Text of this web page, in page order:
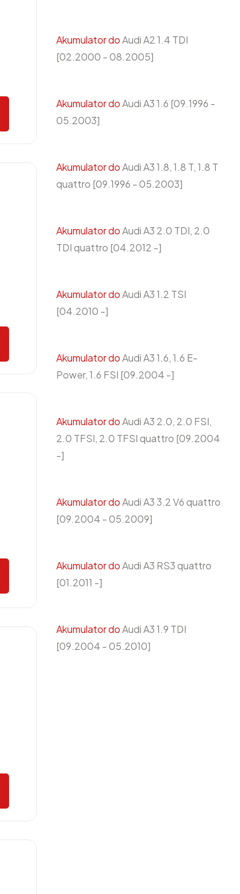
Akumulator doAudi A2 1.4 TDI
[02.2000 - 08.2005]
Akumulator doAudi A3 1.6 [09.1996 -
05.2003]
Akumulator doAudi A3 1.8, 1.8 T, 1.8 T
quattro [09.1996 - 05.2003]
Akumulator doAudi A3 2.0 TDI, 2.0
TDI quattro [04.2012 -]
Akumulator doAudi A3 1.2 TSI
[04.2010 -]
Akumulator doAudi A3 1.6, 1.6 E-
Power, 1.6 FSI [09.2004 -]
Akumulator doAudi A3 2.0, 2.0 FSI,
2.0 TFSI, 2.0 TFSI quattro [09.2004
-]
Akumulator doAudi A3 3.2 V6 quattro
[09.2004 - 05.2009]
Akumulator doAudi A3 RS3 quattro
[01.2011 -]
Akumulator doAudi A3 1.9 TDI
[09.2004 - 05.2010]